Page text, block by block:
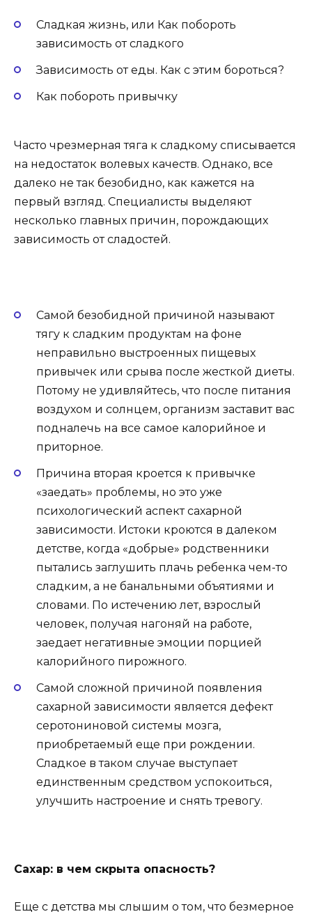
Сладкая жизнь, или Как побороть
зависимость от сладкого
Зависимость от еды. Как с этим бороться?
Как побороть привычку
Часто чрезмерная тяга к сладкому списывается
на недостаток волевых качеств. Однако, все
далеко не так безобидно, как кажется на
первый взгляд. Специалисты выделяют
несколько главных причин, порождающих
зависимость от сладостей.
Самой безобидной причиной называют
тягу к сладким продуктам на фоне
неправильно выстроенных пищевых
привычек или срыва после жесткой диеты.
Потому не удивляйтесь, что после питания
воздухом и солнцем, организм заставит вас
подналечь на все самое калорийное и
приторное.
Причина вторая кроется к привычке
«заедать» проблемы, но это уже
психологический аспект сахарной
зависимости. Истоки кроются в далеком
детстве, когда «добрые» родственники
пытались заглушить плачь ребенка чем-то
сладким, а не банальными объятиями и
словами. По истечению лет, взрослый
человек, получая нагоняй на работе,
заедает негативные эмоции порцией
калорийного пирожного.
Самой сложной причиной появления
сахарной зависимости является дефект
серотониновой системы мозга,
приобретаемый еще при рождении.
Сладкое в таком случае выступает
единственным средством успокоиться,
улучшить настроение и снять тревогу.
Сахар: в чем скрыта опасность?
Еще с детства мы слышим о том, что безмерное